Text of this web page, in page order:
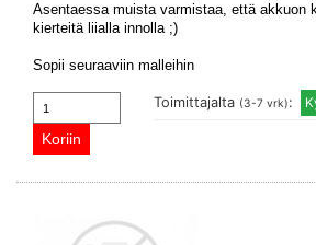
Asentaessa muista varmistaa, että akkuon
kierteitä liialla innolla ;)
Sopii seuraaviin malleihin
Toimittajalta (3-7 vrk):